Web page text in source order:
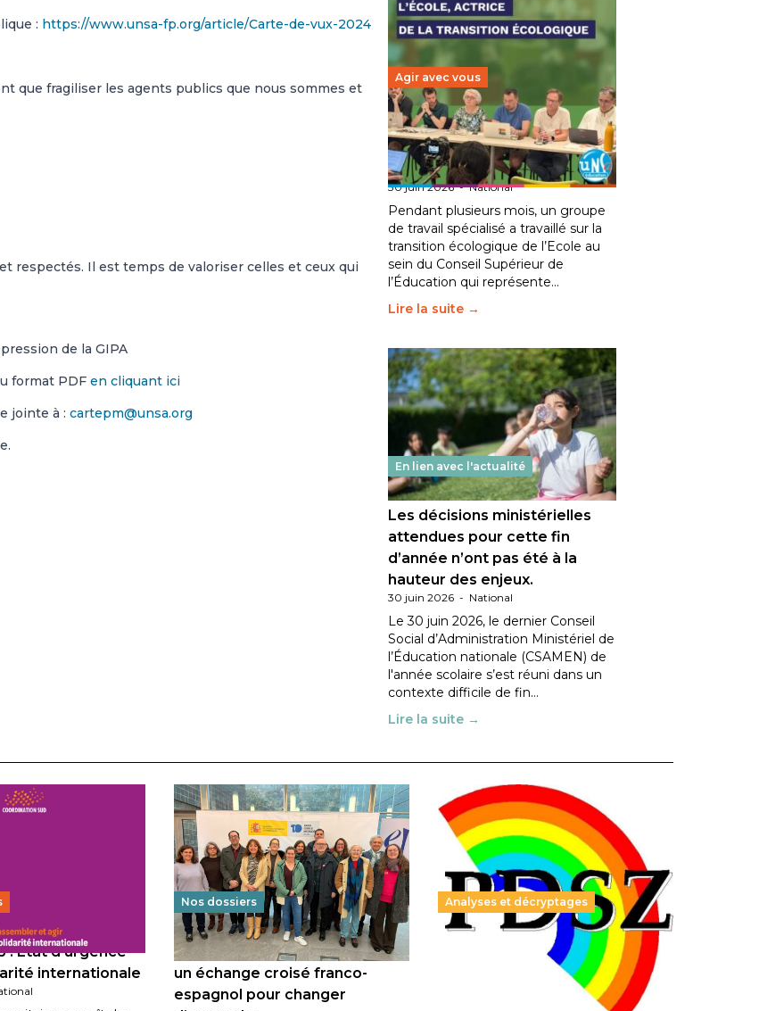
: https://www.unsa-fp.org/article/Carte-de-vux-2024
que fragiliser les agents publics que nous sommes et
respectés. Il est temps de valoriser celles et ceux qui
de la GIPA
format PDF en cliquant ici
jointe à : cartepm@unsa.org
Agir avec vous
Transition écologique de
l’éducation : l’UNSA Éducation
fait bouger les lignes
30 juin 2026-National
Pendant plusieurs mois, un groupe
de travail spécialisé a travaillé sur la
transition écologique de l’Ecole au
sein du Conseil Supérieur de
l’Éducation qui représente…
Lire la suite →
En lien avec l'actualité
Les décisions ministérielles
attendues pour cette fin
d’année n’ont pas été à la
hauteur des enjeux.
30 juin 2026 - National
Le 30 juin 2026, le dernier Conseil
Social d’Administration Ministériel de
l’Éducation nationale (CSAMEN) de
l'année scolaire s’est réuni dans un
contexte difficile de fin…
Lire la suite →
: État d’urgence
internationale
Nos dossiers
Éducation au vivre-ensemble :
un échange croisé franco-
espagnol pour changer
Analyses et décryptages
Hongrie : du changement pour
les politiques éducatives, aussi !